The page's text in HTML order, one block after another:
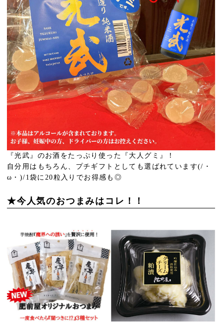
『光武』のお酒をたっぷり使った『大人グミ』！
自分用はもちろん、プチギフトとしても選ばれています(/・
ω・)/1袋に20粒入りでお得感も◎
★今人気のおつまみはコレ！！